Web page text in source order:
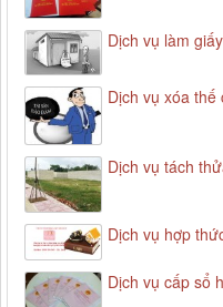
Dịch vụ làm
Dịch vụ xóa
Dịch vụ tách
Dịch vụ hợp
Dịch vụ cấp sổ